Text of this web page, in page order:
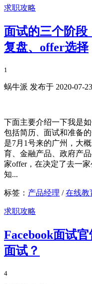
求职攻略
面试的三个阶段
复盘、offer选择
1
蜗牛派 发布于 2020-07-23
下面主要介绍一下我是
包括简历、面试和准备
是7月1号来的广州，大
育、金融产品、政府产
家offer，在决定了去一
知...
标签： 产品经理 /在线教
求职攻略
Facebook面试
面试？
4